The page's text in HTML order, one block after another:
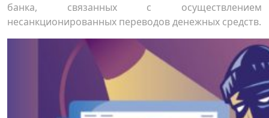
банка, связанных с осуществлением
несанкционированных переводов денежных средств.